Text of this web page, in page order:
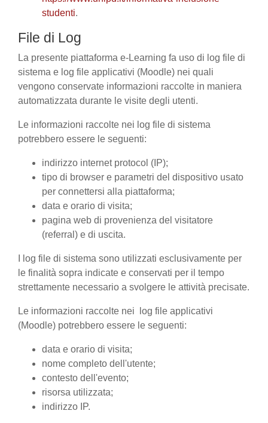
studenti.
File di Log
La presente piattaforma e-Learning fa uso di log file di
sistema e log file applicativi (Moodle) nei quali
vengono conservate informazioni raccolte in maniera
automatizzata durante le visite degli utenti.
Le informazioni raccolte nei log file di sistema
potrebbero essere le seguenti:
indirizzo internet protocol (IP);
tipo di browser e parametri del dispositivo usato
per connettersi alla piattaforma;
data e orario di visita;
pagina web di provenienza del visitatore
(referral) e di uscita.
I log file di sistema sono utilizzati esclusivamente per
le finalità sopra indicate e conservati per il tempo
strettamente necessario a svolgere le attività precisate.
Le informazioni raccolte nei log file applicativi
(Moodle) potrebbero essere le seguenti:
data e orario di visita;
nome completo dell'utente;
contesto dell'evento;
risorsa utilizzata;
indirizzo IP.